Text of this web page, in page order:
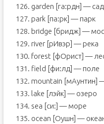
126. garden [га:рдн] — сад
127. park [па:рк] — парк
128. bridge [бридж] —
129. river [рИвэр] — река
130. forest [фОрист] —
131. field [фи:лд] — поле
132. mountain [мАунтин]
133. lake [лэйк] — озеро
134. sea [си:] — море
135. ocean [Оушн] —